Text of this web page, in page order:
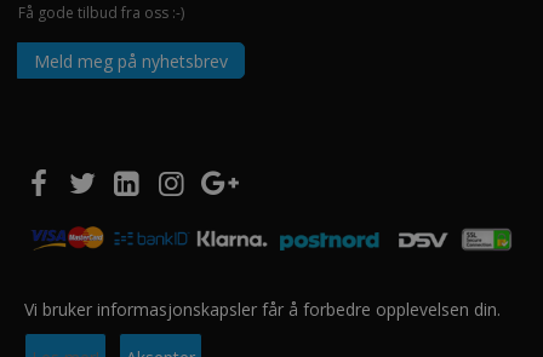
Vi bruker informasjonskapsler får å forbedre opplevelsen din.
Få gode tilbud fra oss :-)
Meld meg på nyhetsbrev
Copyright © 2020 EUROSHOPPER GROUP AS. Alle rettigheter forbeholdt.